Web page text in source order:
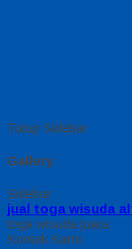
Tutup Sidebar
Gallery
Sidebar
jual toga wisuda
toga wisuda juara
Kontak Kami